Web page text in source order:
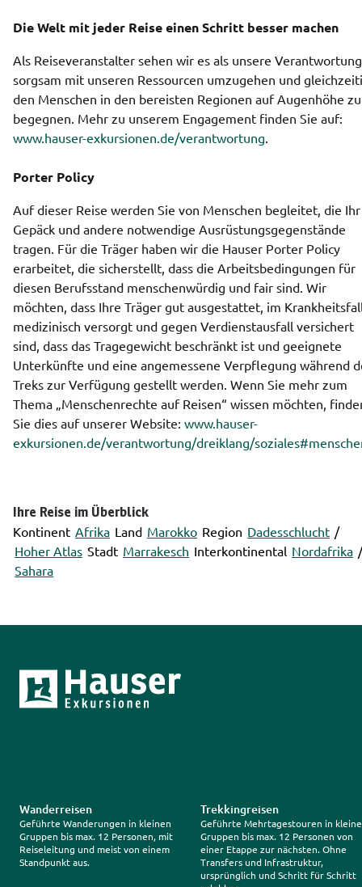
Die Welt mit jeder Reise einen Schritt besser machen
Als Reiseveranstalter sehen wir es als unsere
sorgsam mit unseren Ressourcen umzugehen und
den Menschen in den bereisten Regionen auf Augenhöhe zu
www.hauser-exkursionen.de/verantwortung
Porter Policy
Auf dieser Reise werden Sie von Menschen begleitet, die Ihr
Gepäck und andere notwendige Ausrüstungsgegenstände
tragen. Für die Träger haben wir die Hauser Porter Policy
erarbeitet, die sicherstellt, dass die Arbeitsbedingungen für
diesen Berufsstand menschenwürdig und fair sind. Wir
möchten, dass Ihre Träger gut ausgestattet, im
medizinisch versorgt und gegen Verdienstausfall versichert
sind, dass das Tragegewicht beschränkt ist und geeignete
Unterkünfte und eine angemessene Verpflegung während
Treks zur Verfügung gestellt werden. Wenn Sie mehr zum
Thema „Menschenrechte auf Reisen“ wissen möchten,
Sie dies auf unserer Website: www.hauser-
exkursionen.de/verantwortung/dreiklang/
Ihre Reise im Überblick
Kontinent Afrika Land Marokko Region Dadesschlucht /
Hoher Atlas Stadt Marrakesch Interkontinental Nordafrika /
Sahara
Wanderreisen
Geführte Wanderungen in kleinen
Gruppen bis max. 12 Personen, mit
Reiseleitung und meist von einem
Standpunkt aus.
Trekkingreisen
Geführte Mehrtagestouren in
Gruppen bis max. 12 Personen von
einer Etappe zur nächsten. Ohne
Transfers und Infrastruktur,
ursprünglich und Schritt für Schritt